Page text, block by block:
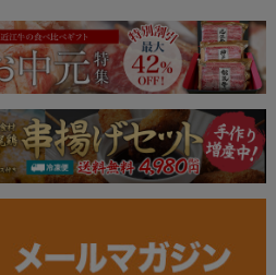
ジト
ップ
へ